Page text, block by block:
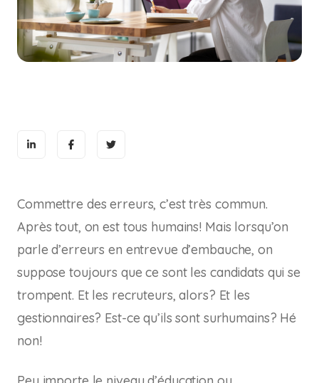
Commettre des erreurs, c’est très commun.
Après tout, on est tous humains! Mais lorsqu’on
parle d’erreurs en entrevue d’embauche, on
suppose toujours que ce sont les candidats qui se
trompent. Et les recruteurs, alors? Et les
gestionnaires? Est-ce qu’ils sont surhumains? Hé
non!